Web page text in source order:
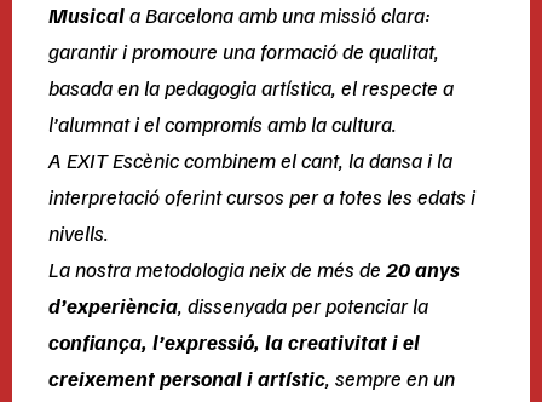
Musicala Barcelona amb una missió clara:
garantir i promoure una formació de qualitat,
basada en la pedagogia artística, el respecte a
l’alumnat i el compromís amb la cultura.
A EXIT Escènic combinem el cant, la dansa i la
interpretació oferint cursos per a totes les edats i
nivells.
La nostra metodologia neix de més de 20 anys
d’experiència, dissenyada per potenciar la
confiança, l’expressió, la creativitat i el
creixement personal i artístic, sempre en un